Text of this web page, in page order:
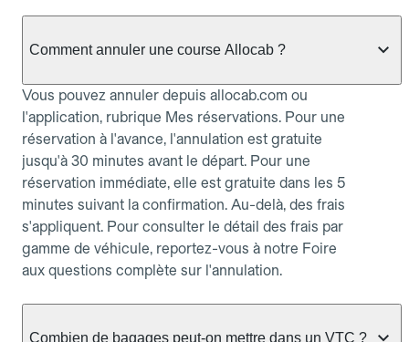
Comment annuler une course Allocab ?
Vous pouvez annuler depuis allocab.com ou
l'application, rubrique Mes réservations. Pour une
réservation à l'avance, l'annulation est gratuite
jusqu'à 30 minutes avant le départ. Pour une
réservation immédiate, elle est gratuite dans les 5
minutes suivant la confirmation. Au-delà, des frais
s'appliquent. Pour consulter le détail des frais par
gamme de véhicule, reportez-vous à notre Foire
aux questions complète sur l'annulation.
Combien de bagages peut-on mettre dans un VTC ?